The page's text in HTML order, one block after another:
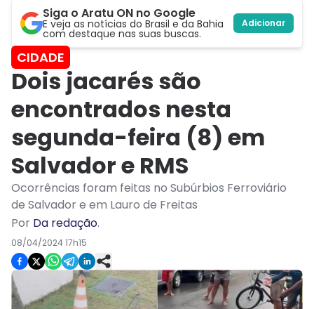
Siga o Aratu ON no Google
E veja as notícias do Brasil e da Bahia
com destaque nas suas buscas.
Adicionar
CIDADE
Dois jacarés são
encontrados nesta
segunda-feira (8) em
Salvador e RMS
Ocorrências foram feitas no Subúrbios Ferroviário
de Salvador e em Lauro de Freitas
Por Da redação.
08/04/2024 17h15